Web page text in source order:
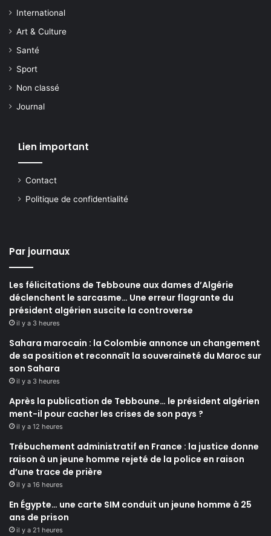
International
Art & Culture
Santé
Sport
Non classé
Journal
Lien important
Contact
Politique de confidentialité
Par journaux
Les félicitations de Tebboune aux dames d’Algérie
déclenchent le sarcasme… Une erreur flagrante du
président algérien suscite la controverse
il y a 3 heures
Sahara marocain : la Colombie annonce un changement
de sa position et reconnaît la souveraineté du Maroc sur
son Sahara
il y a 3 heures
Après la publication de Tebboune… le président algérien
ment-il pour cacher les crises de son pays ?
il y a 12 heures
Trébuchement administratif en France : la justice donne
raison à un jeune homme rejeté de la police en raison
d’une trace de prière
il y a 16 heures
En Égypte… une carte SIM conduit un jeune homme à 25
ans de prison
il y a 21 heures